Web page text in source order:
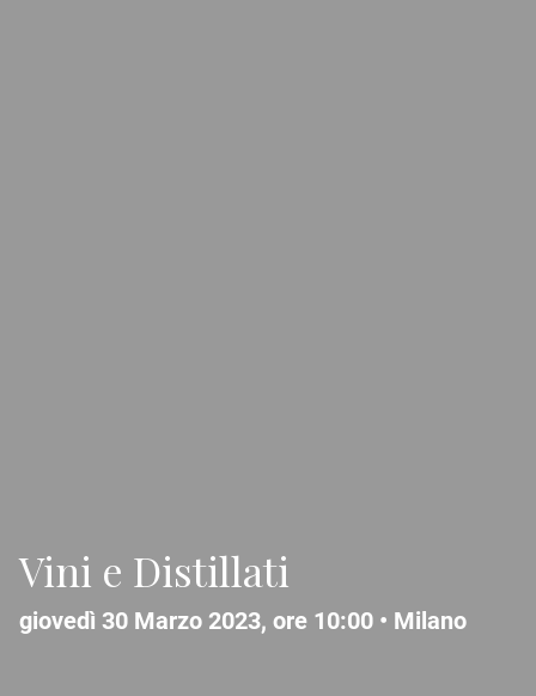
Vini e Distillati
giovedì 30 Marzo 2023, ore 10:00 • Milano